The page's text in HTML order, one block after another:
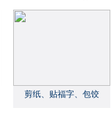
剪纸、贴福字、包饺